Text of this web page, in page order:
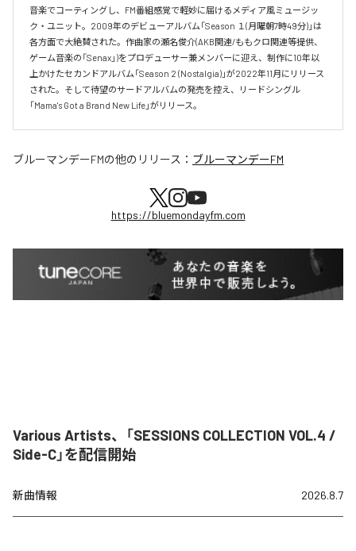
音楽でコーティングし、FM番組感覚で軽妙に届けるメディア風ミュージッ
ク・ユニット。2009年のデビューアルバム「Season １(月曜朝7時49分)」は
各方面で大絶賛された。作曲家の瀬名俊介(AKB関連/ももクロ関連等提供、
ゲーム音楽の「Senax」)をプロデューサー兼メンバーに迎え、制作に10年以
上かけたセカンドアルバム「Season 2 (Nostalgia)」が2022年11月にリリース
された。そして待望のサードアルバムの発売を控え、リードシングル
「Mama's Got a Brand New Life」がリリース。
ブルーマンデーFMの他のリリース： ブルーマンデーFM
https://bluemondayfm.com
Various Artists、「SESSIONS COLLECTION VOL.4 /
Side-C」を配信開始
新曲情報 2026.8.7